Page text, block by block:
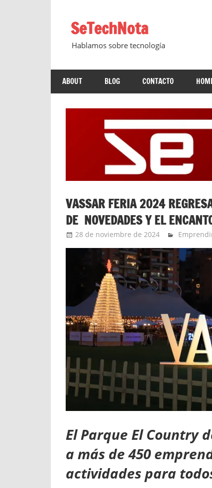
contenidoSeTechNota
Hablamos sobre tecnología
ABOUT BLOG CONTACTO
VASSAR FERIA 2024
DE NOVEDADES Y EL
28 de noviembre de 2024 Ernesto
El Parque El Country
a más de 450
actividades para